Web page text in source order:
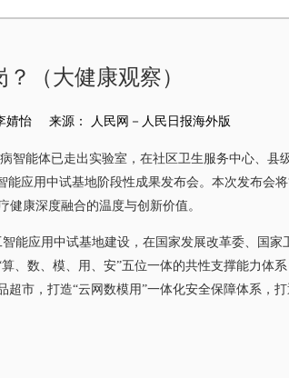
（大健康观察）
婧怡 来源： 人民网－人民日报海外版
体已走出实验室，在社区卫生服务中心、县
应用中试基地阶段性成果发布会。本次发布会将
康深度融合的温度与创新价值。
应用中试基地建设，在国家发展改革委、国家
、数、模、用、安”五位一体的共性支撑能力体系
市，打造“云网数模用”一体化安全保障体系，